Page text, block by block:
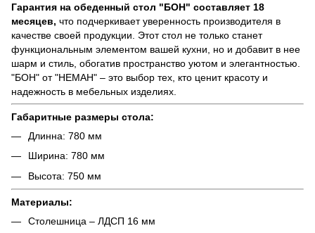
Гарантия на обеденный стол "БОН" составляет 18
месяцев, что подчеркивает уверенность производителя в
качестве своей продукции. Этот стол не только станет
функциональным элементом вашей кухни, но и добавит в нее
шарм и стиль, обогатив пространство уютом и элегантностью.
"БОН" от "НЕМАН" – это выбор тех, кто ценит красоту и
надежность в мебельных изделиях.
Габаритные размеры стола:
Длинна: 780 мм
Ширина: 780 мм
Высота: 750 мм
Материалы:
Столешница – ЛДСП 16 мм